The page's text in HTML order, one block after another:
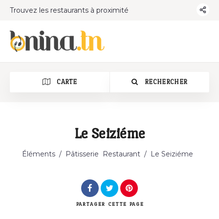
Trouvez les restaurants à proximité
CARTE RECHERCHER
Le Seiziéme
Éléments / Pâtisserie Restaurant / Le Seiziéme
PARTAGER CETTE PAGE